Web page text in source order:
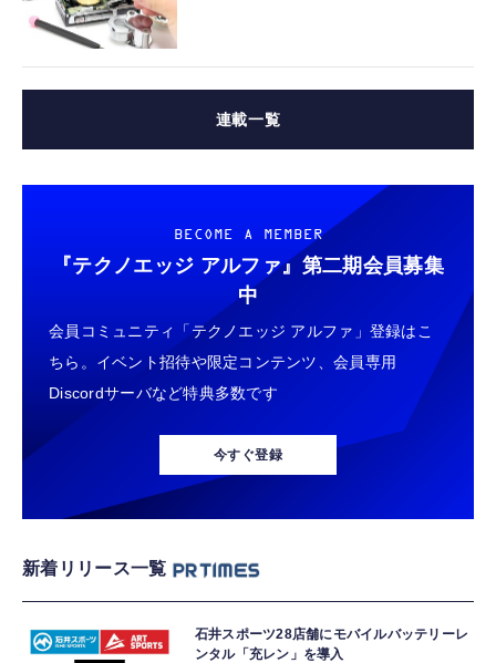
連載一覧
BECOME A MEMBER
『テクノエッジ アルファ』 第二期会員募集
中
会員コミュニティ「テクノエッジ アルファ」登録はこ
ちら。イベント招待や限定コンテンツ、会員専用
Discordサーバなど特典多数です
今すぐ登録
新着リリース一覧
石井スポーツ28店舗にモバイルバッテリーレ
ンタル「充レン」を導入